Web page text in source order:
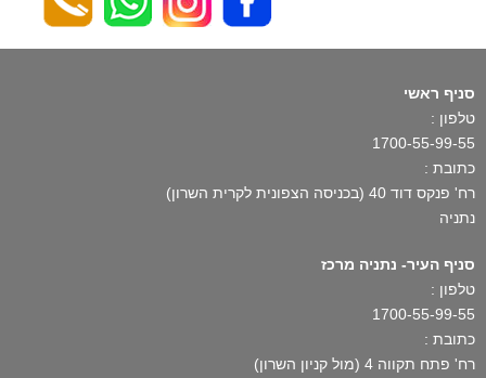
סניף ראשי
טלפון :
1700-55-99-55
כתובת :
רח' פנקס דוד 40 (בכניסה הצפונית לקרית השרון)
נתניה
סניף העיר- נתניה מרכז
טלפון :
1700-55-99-55
כתובת :
רח' פתח תקווה 4 (מול קניון השרון)